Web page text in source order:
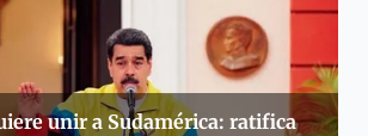
unir a Sudamérica: ratifica